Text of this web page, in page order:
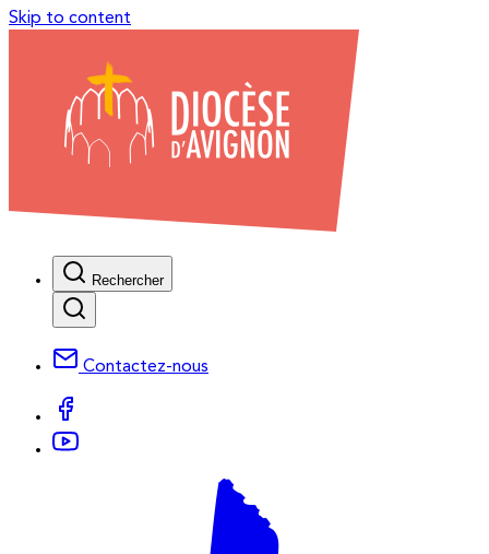
Skip to content
Rechercher
Contactez-nous